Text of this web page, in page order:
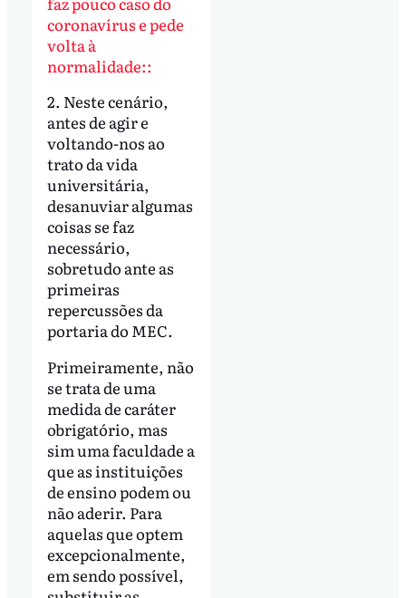
coronavírus e pede
volta à
normalidade::
2. Neste cenário,
antes de agir e
voltando-nos ao
trato da vida
universitária,
desanuviar algumas
coisas se faz
necessário,
sobretudo ante as
primeiras
repercussões da
portaria do MEC.
Primeiramente, não
se trata de uma
medida de caráter
obrigatório, mas
sim uma faculdade a
que as instituições
de ensino podem ou
não aderir. Para
aquelas que optem
excepcionalmente,
em sendo possível,